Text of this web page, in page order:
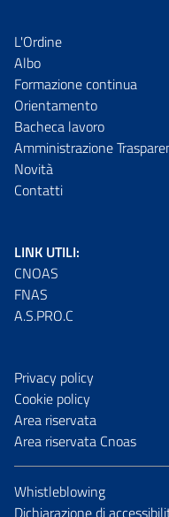
L'Ordine
Albo
Formazione continua
Orientamento
Bacheca lavoro
Amministrazione
Novità
Contatti
LINK UTILI:
CNOAS
FNAS
A.S.PRO.C
Privacy policy
Cookie policy
Area riservata
Area riservata Cnoas
Whistleblowing
Dichiarazione di